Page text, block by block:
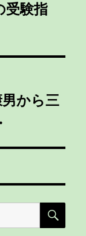
験指
から三
検